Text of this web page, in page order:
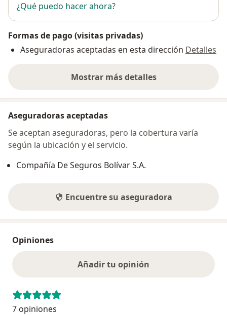
¿Qué puedo hacer ahora?
Formas de pago (visitas privadas)
Aseguradoras aceptadas en esta dirección Detalles
Mostrar más detalles
sobre la dirección
Aseguradoras aceptadas
Se aceptan aseguradoras, pero la cobertura varía
según la ubicación y el servicio.
Compañía De Seguros Bolívar S.A.
Encuentre su aseguradora
Opiniones
Añadir tu opinión
7 opiniones